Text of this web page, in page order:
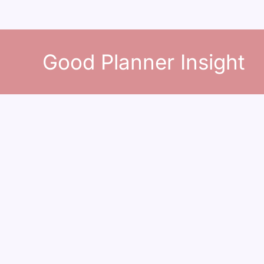
Good Planner Insight